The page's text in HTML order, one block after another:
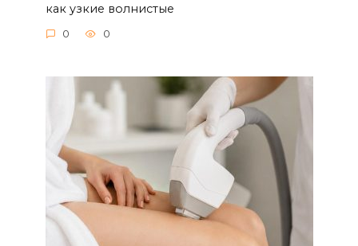
как узкие волнистые
0 0